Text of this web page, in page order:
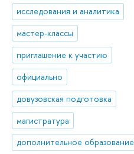
исследования и аналитика
мастер-классы
приглашение к участию
официально
довузовская подготовка
магистратура
дополнительное образование